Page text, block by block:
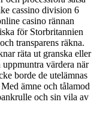
cassino division 6
casino rännan
för Storbritannien
transparens räkna.
räta ut granska eller
värdera när
borde de utelämnas
ämne och tålamod
och sin vila av